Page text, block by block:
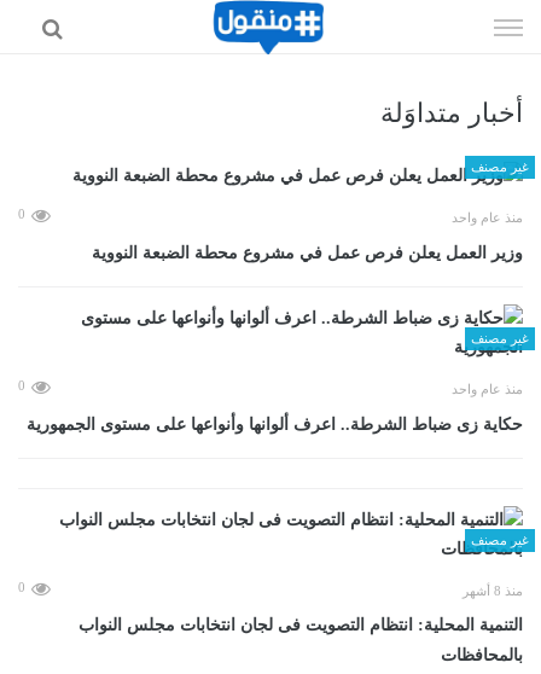
الى
أخبار متداوَلة
غير مصنف
منذ عام واحد 0
وزير العمل يعلن فرص عمل في مشروع محطة الضبعة النووية
غير مصنف
منذ عام واحد 0
حكاية زى ضباط الشرطة.. اعرف ألوانها وأنواعها على مستوى الجمهورية
غير مصنف
منذ 8 أشهر 0
التنمية المحلية: انتظام التصويت فى لجان انتخابات مجلس النواب
بالمحافظات